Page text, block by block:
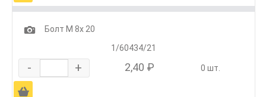
1
Болт М 8х 20
1/60434/21
- + 2,40 ₽ 0 шт.
Ä